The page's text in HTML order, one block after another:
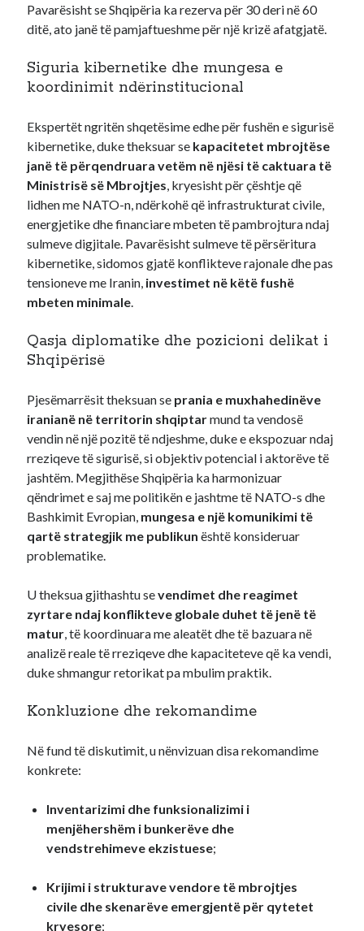
Pavarësisht se Shqipëria ka rezerva për 30 deri në 60
ditë, ato janë të pamjaftueshme për një krizë afatgjatë.
Siguria kibernetike dhe mungesa e
koordinimit ndërinstitucional
Ekspertët ngritën shqetësime edhe për fushën e sigurisë
kibernetike, duke theksuar se kapacitetet mbrojtëse
janë të përqendruara vetëm në njësi të caktuara të
Ministrisë së Mbrojtjes , kryesisht për çështje që
lidhen me NATO-n, ndërkohë që infrastrukturat civile,
energjetike dhe financiare mbeten të pambrojtura ndaj
sulmeve digjitale. Pavarësisht sulmeve të përsëritura
kibernetike, sidomos gjatë konflikteve rajonale dhe pas
tensioneve me Iranin, investimet në këtë fushë
mbeten minimale
Qasja diplomatike dhe pozicioni delikat i
Shqipërisë
Pjesëmarrësit theksuan se prania e muxhahedinëve
iranianë në territorin shqiptarmund ta vendosë
vendin në një pozitë të ndjeshme, duke e ekspozuar ndaj
rreziqeve të sigurisë, si objektiv potencial i aktorëve të
jashtëm. Megjithëse Shqipëria ka harmonizuar
qëndrimet e saj me politikën e jashtme të NATO-s dhe
Bashkimit Evropian, mungesa e një komunikimi të
qartë strategjik me publikun është konsideruar
problematike.
U theksua gjithashtu sevendimet dhe reagimet
zyrtare ndaj konflikteve globale duhet të jenë të
matur , të koordinuara me aleatët dhe të bazuara në
analizë reale të rreziqeve dhe kapaciteteve që ka vendi,
duke shmangur retorikat pa mbulim praktik.
Konkluzione dhe rekomandime
Në fund të diskutimit, u nënvizuan disa rekomandime
konkrete:
Inventarizimi dhe funksionalizimi i
menjëhershëm i bunkerëve dhe
vendstrehimeve ekzistuese;
Krijimi i strukturave vendore të mbrojtjes
civile dhe skenarëve emergjentë për qytetet
kryesore;